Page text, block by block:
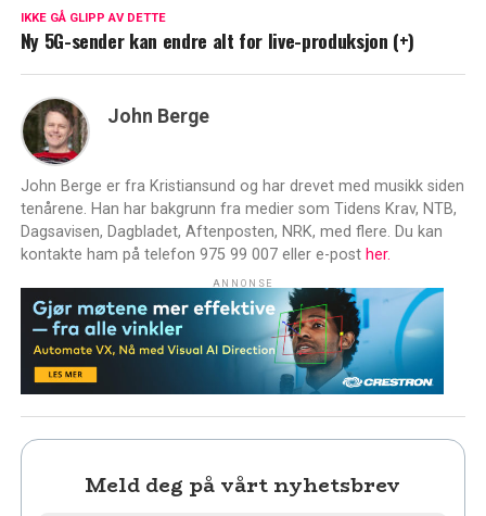
IKKE GÅ GLIPP AV DETTE
Ny 5G-sender kan endre alt for live-produksjon (+)
John Berge
John Berge er fra Kristiansund og har drevet med musikk siden
tenårene. Han har bakgrunn fra medier som Tidens Krav, NTB,
Dagsavisen, Dagbladet, Aftenposten, NRK, med flere. Du kan
kontakte ham på telefon 975 99 007 eller e-post her.
ANNONSE
Meld deg på vårt nyhetsbrev